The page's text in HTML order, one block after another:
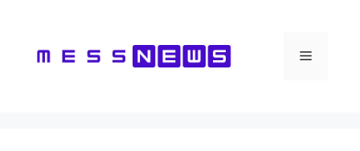
contenuto
Menu